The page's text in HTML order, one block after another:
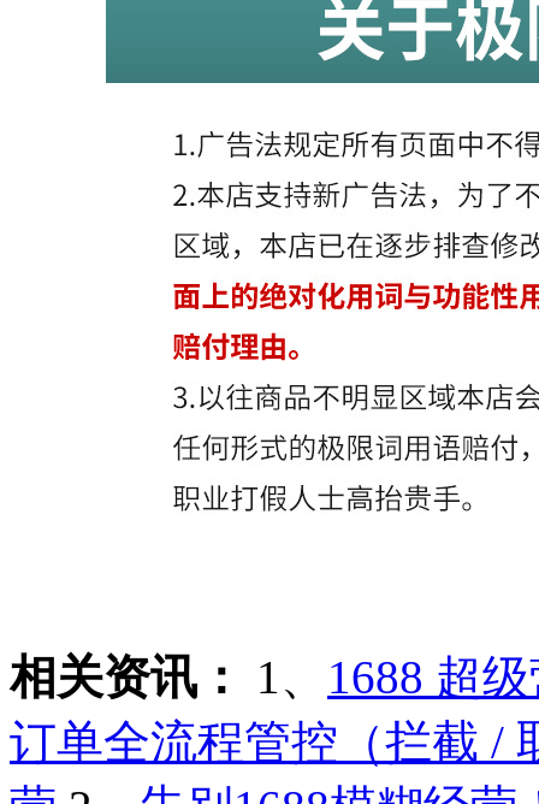
相关资讯： 1、 1688 超
订单全流程管控（拦截 /